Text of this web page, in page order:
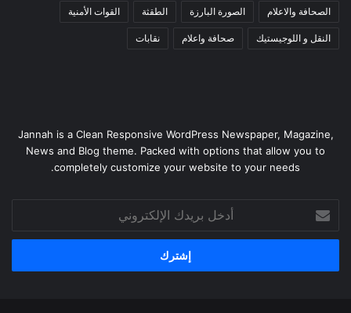
الصحافة والاعلام الصورة البارزة الطقثة القوات الأمنية
النقل و اللوجيستيك صحافة واعلام نقابات
Jannah is a Clean Responsive WordPress Newspaper, Magazine,
News and Blog theme. Packed with options that allow you to
completely customize your website to your needs.
بريدك
الإلكتروني